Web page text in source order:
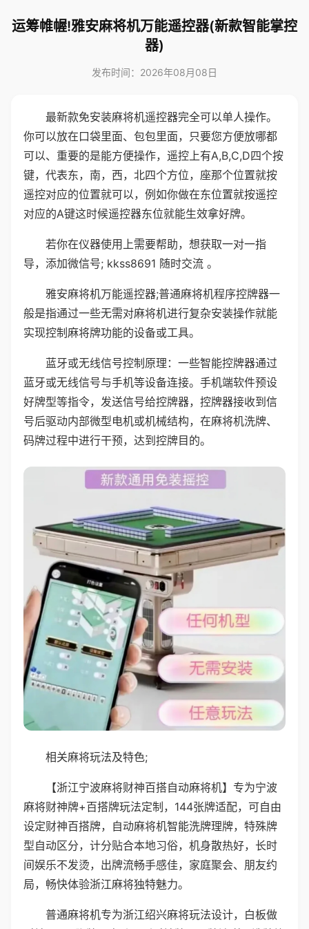
运筹帷幄!雅安麻将机万能遥控器(新款智能掌控
器)
发布时间：2026年08月08日
最新款免安装麻将机遥控器完全可以单人操作。
你可以放在口袋里面、包包里面，只要您方便放哪都
可以、重要的是能方便操作，遥控上有A,B,C,D四个按
键，代表东，南，西，北四个方位，座那个位置就按
遥控对应的位置就可以，例如你做在东位置就按遥控
对应的A键这时候遥控器东位就能生效拿好牌。
若你在仪器使用上需要帮助，想获取一对一指
导，添加微信号; kkss8691 随时交流 。
雅安麻将机万能遥控器;普通麻将机程序控牌器一
般是指通过一些无需对麻将机进行复杂安装操作就能
实现控制麻将牌功能的设备或工具。
蓝牙或无线信号控制原理：一些智能控牌器通过
蓝牙或无线信号与手机等设备连接。手机端软件预设
好牌型等指令，发送信号给控牌器，控牌器接收到信
号后驱动内部微型电机或机械结构，在麻将机洗牌、
码牌过程中进行干预，达到控牌目的。
相关麻将玩法及特色;
【浙江宁波麻将财神百搭自动麻将机】专为宁波
麻将财神牌+百搭牌玩法定制，144张牌适配，可自由
设定财神百搭牌，自动麻将机智能洗牌理牌，特殊牌
型自动区分，计分贴合本地习俗，机身散热好，长时
间娱乐不发烫，出牌流畅手感佳，家庭聚会、朋友约
局，畅快体验浙江麻将独特魅力。
普通麻将机专为浙江绍兴麻将玩法设计，白板做